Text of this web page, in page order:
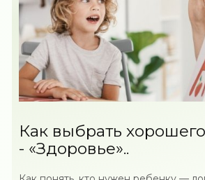
Как выбрать
- «Здоровье»..